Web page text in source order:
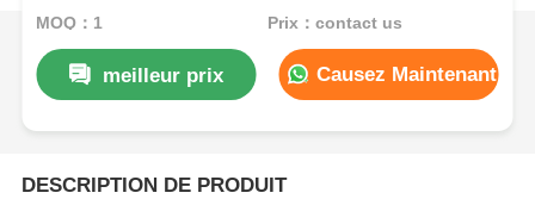
MOQ：1 Prix：contact us
meilleur prix Causez Maintenant
DESCRIPTION DE PRODUIT